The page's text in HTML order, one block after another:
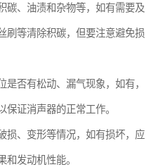
碳、油渍和杂物等，如有需要及
刷等清除积碳，但要注意避免损
否有松动、漏气现象，如有，
证消声器的正常工作。
损、变形等情况，如有损坏，应
和发动机性能。